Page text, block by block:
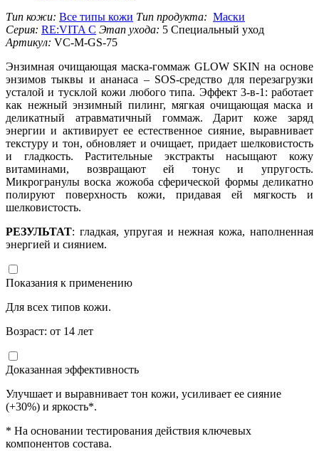
Тип кожи: Все типы кожи Тип продукта: Маски
Серия: RE:VITA C Этап ухода: 5 Специальный уход
Артикул: VC-M-GS-75
Энзимная очищающая маска-гоммаж GLOW SKIN на основе
энзимов тыквы и ананаса – SOS-средство для перезагрузки
усталой и тусклой кожи любого типа. Эффект 3-в-1: работает
как нежный энзимный пилинг, мягкая очищающая маска и
деликатный атравматичный гоммаж. Дарит коже заряд
энергии и активирует ее естественное сияние, выравнивает
текстуру и тон, обновляет и очищает, придает шелковистость
и гладкость. Растительные экстракты насыщают кожу
витаминами, возвращают ей тонус и упругость.
Микрогранулы воска жожоба сферической формы деликатно
полируют поверхность кожи, придавая ей мягкость и
шелковистость.
РЕЗУЛЬТАТ: гладкая, упругая и нежная кожа, наполненная
энергией и сиянием.
Показания к применению
Для всех типов кожи.
Возраст: от 14 лет
Доказанная эффективность
Улучшает и выравнивает тон кожи, усиливает ее сияние
(+30%) и яркость*.
* На основании тестирования действия ключевых
компонентов состава.